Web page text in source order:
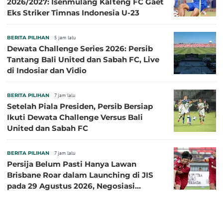
Eks Striker Timnas Indonesia U-23
BERITA PILIHAN 5 jam lalu
Dewata Challenge Series 2026: Persib
Tantang Bali United dan Sabah FC, Live
di Indosiar dan Vidio
BERITA PILIHAN 7 jam lalu
Setelah Piala Presiden, Persib Bersiap
Ikuti Dewata Challenge Versus Bali
United dan Sabah FC
BERITA PILIHAN 7 jam lalu
Persija Belum Pasti Hanya Lawan
Brisbane Roar dalam Launching di JIS
pada 29 Agustus 2026, Negosiasi